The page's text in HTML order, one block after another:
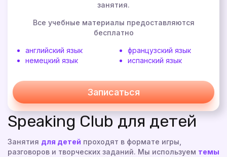
занятия.
Все учебные материалы предоставляются
бесплатно
английский язык
немецкий язык
французский язык
испанский язык
Записаться
Speaking Club для детей
Занятия для детей проходят в формате игры,
разговоров и творческих заданий. Мы используем темы